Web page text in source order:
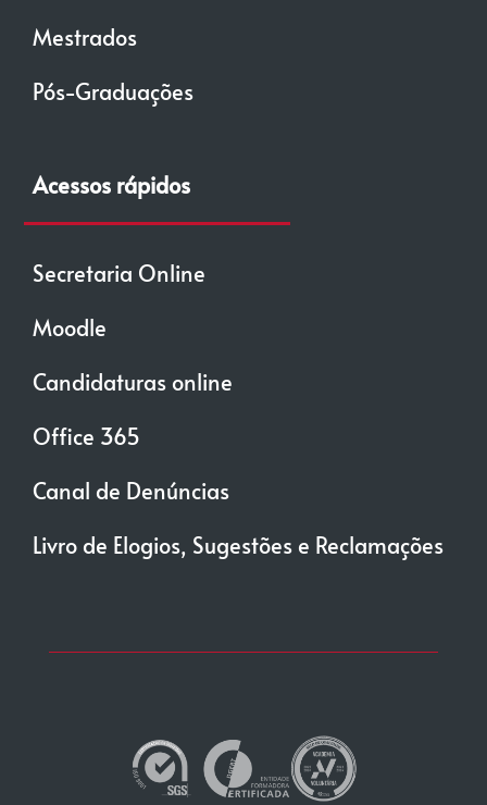
Mestrados
Pós-Graduações
Acessos rápidos
Secretaria Online
Moodle
Candidaturas online
Office 365
Canal de Denúncias
Livro de Elogios, Sugestões e Reclamações